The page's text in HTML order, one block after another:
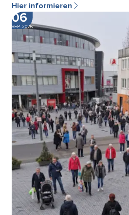
Hier informieren
06
SEP. 2026